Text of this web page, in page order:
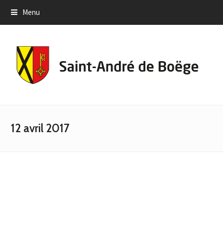
Menu
12 avril 2017